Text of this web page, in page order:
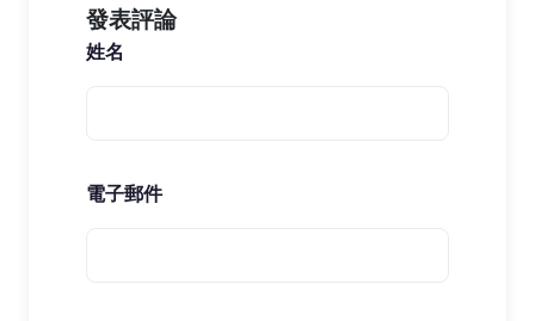
發表評論
姓名
電子郵件